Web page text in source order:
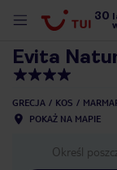
30
Evita
GRECJA KOS
POKAŻ NA MAPIE
Określ